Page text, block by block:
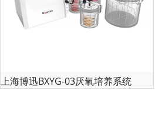
上海博迅BXYG-03厌氧培养系统